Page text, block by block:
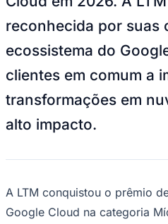
Explore Barueri
Guia de Empresas
Publicidade Anuncie Aqui
Geral Seguir 3min de
LTM conquista dois
do Ano do Google
JB Negócios
ALTM, parceira de